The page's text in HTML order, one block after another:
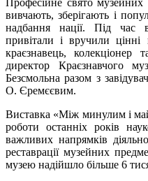
вивчають, зберігають і
надбання нації. Під час
привітали і вручили цінні
краєзнавець,
директор Краєзнавчого
Безсмольна разом з
О. Єремєєвим.
Виставка «Між минулим і
роботи останніх років
важливих напрямків
реставрації музейних
музею надійшло більше 6